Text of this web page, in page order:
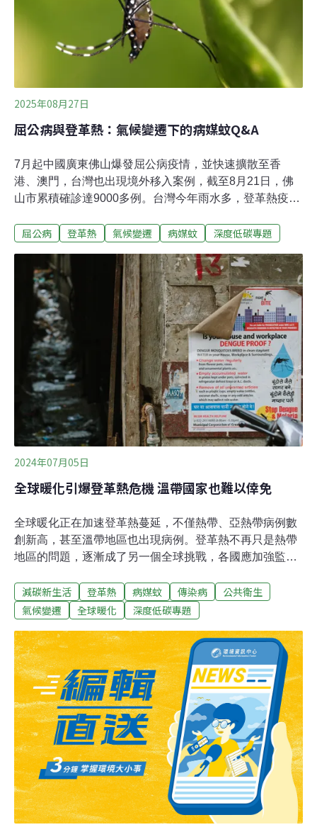
0.01ppm），農藥殘留不合格。彰化縣衛生局表示，已令
鮮健洗選蛋場蛋品先全部下架停售，檢出芬普尼同批號及
相關蛋品皆回收，並通知9縣
2025年08月27日
屈公病與登革熱：氣候變遷下的病媒蚊Q&A
7月起中國廣東佛山爆發屈公病疫情，並快速擴散至香
港、澳門，台灣也出現境外移入案例，截至8月21日，佛
山市累積確診達9000多例。台灣今年雨水多，登革熱疫情
首例本土登革熱家庭、社區群聚疫情，累積共4例。屈公
病媒蚊疾病威脅日益加劇，社會更需提高警覺。《環境資
訊中心》採訪中國醫藥大學副院長黃高彬，以及具昆蟲學
背景的公共衛生專家蔡坤憲，並綜合整理台灣科技媒體中
心的「中國廣東爆發屈公病疫情」專家意見。透過八個
Q&A，帶你認識氣候變遷下的屈公病與登革熱。
屈公病 登革熱 氣候變遷 病媒蚊 深度低碳專題
2024年07月05日
全球暖化引爆登革熱危機 溫帶國家也難以倖免
全球暖化正在加速登革熱蔓延，不僅熱帶、亞熱帶病例數
創新高，甚至溫帶地區也出現病例。登革熱不再只是熱帶
地區的問題，逐漸成了另一個全球挑戰，各國應加強監測
險。隨著夏季到來，登革熱疫情開始升溫，每年約9～10
月會達到疫情高峰。但在氣候變遷和全球暖化的影響下，
溫帶國家也難以倖免。席捲全球的「致命」登革熱登革熱
是由四種登革病毒（DENV）引發的疾病，主要是由埃及
斑蚊（Aedes aegypti）和白線斑蚊（Aedes albopictus）
叮咬後傳播。據《The Conversation》報導，這些蚊子主
要生長在熱帶和亞熱帶，但隨著氣候變遷，現在溫帶地區
也越來越普遍了。世界衛生組織（WHO）全球熱帶疾病控
制主管維拉尤丹博士（Raman Velayudhan）解釋，雖然
該疾病在熱帶和亞熱帶氣候比較常見，
減碳新生活 登革熱 病媒蚊 傳染病
公共衛生
氣候變遷
全球暖化 深度低碳專題